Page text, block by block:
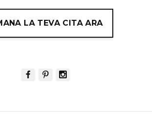
LA TEVA CITA ARA